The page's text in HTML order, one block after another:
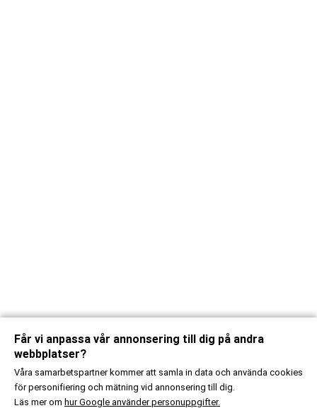
Får vi anpassa vår annonsering till dig på andra
webbplatser?
Våra samarbetspartner kommer att samla in data och använda cookies
för personifiering och mätning vid annonsering till dig.
Läs mer om hur Google använder personuppgifter.